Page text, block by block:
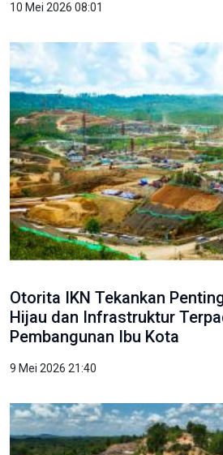
10 Mei 2026 08:01
Otorita IKN Tekankan
Hijau dan Infrastruktur
Pembangunan Ibu Kota
9 Mei 2026 21:40